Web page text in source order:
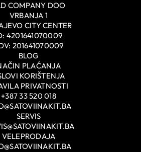
COMPANY DOO
VRBANJA 1
CITY CENTER
4201641070009
201641070009
BLOG
PLAĆANJA
KORIŠTENJA
PRIVATNOSTI
+387 33 520 018
SERVIS
VELEPRODAJA